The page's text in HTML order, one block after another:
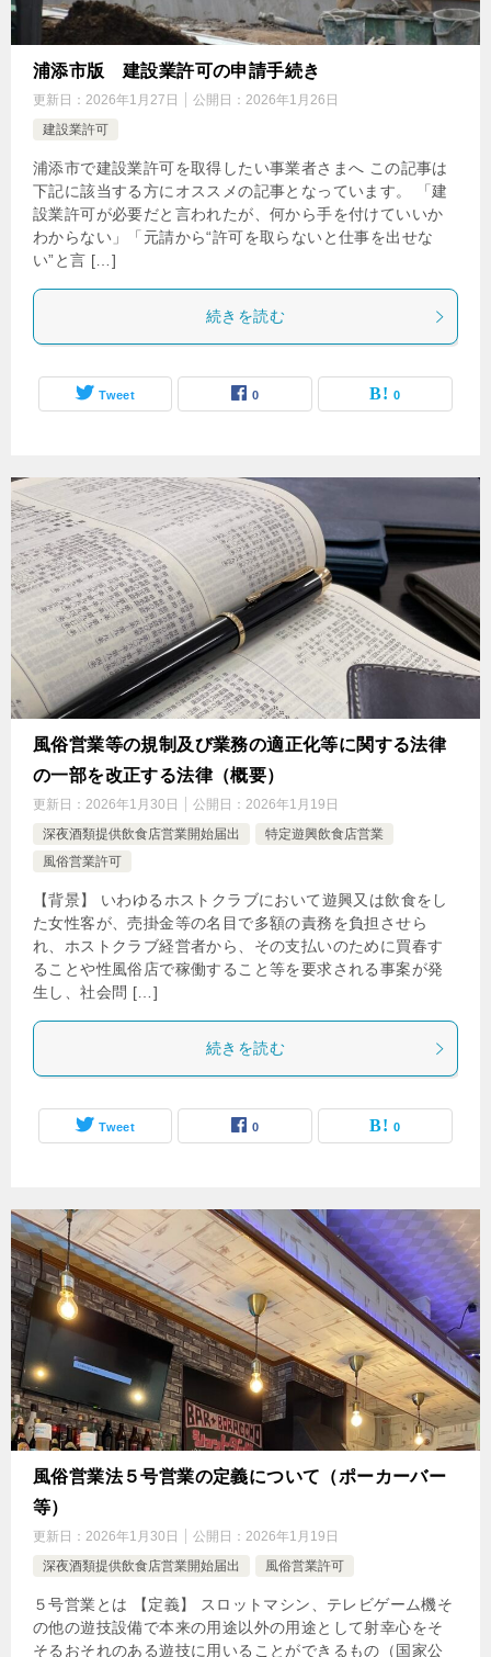
浦添市版 建設業許可の申請手続き
更新日： 2026年1月27日 公開日： 2026年1月26日
建設業許可
浦添市で建設業許可を取得したい事業者さまへ この記事は
下記に該当する方にオススメの記事となっています。 「建
設業許可が必要だと言われたが、何から手を付けていいか
わからない」「元請から“許可を取らないと仕事を出せな
い”と言 […]
続きを読む
Tweet 0 0
風俗営業等の規制及び業務の適正化等に関する法律
の一部を改正する法律（概要）
更新日： 2026年1月30日 公開日： 2026年1月19日
深夜酒類提供飲食店営業開始届出
特定遊興飲食店営業
風俗営業許可
【背景】 いわゆるホストクラブにおいて遊興又は飲食をし
た女性客が、売掛金等の名目で多額の責務を負担させら
れ、ホストクラブ経営者から、その支払いのために買春す
ることや性風俗店で稼働すること等を要求される事案が発
生し、社会問 […]
続きを読む
Tweet 0 0
風俗営業法５号営業の定義について（ポーカーバー
等）
更新日： 2026年1月30日 公開日： 2026年1月19日
深夜酒類提供飲食店営業開始届出
風俗営業許可
５号営業とは 【定義】 スロットマシン、テレビゲーム機そ
の他の遊技設備で本来の用途以外の用途として射幸心をそ
そるおそれのある遊技に用いることができるもの（国家公